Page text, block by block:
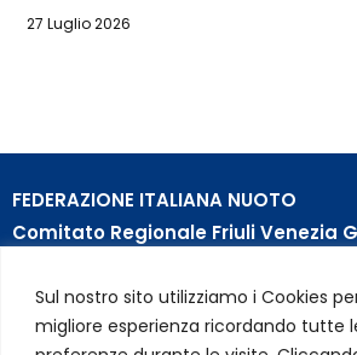
Sul nostro sito utilizziamo i Cookies
migliore esperienza ricordando tutte
27 Luglio 2026
FEDERAZIONE ITALIANA NUOTO
Comitato Regionale Friuli Venezia
Trieste (TS)
Partita Iva 01384031009